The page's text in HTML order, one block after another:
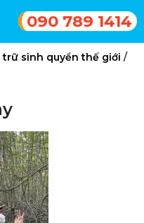
090 789 1414
trữ sinh quyển thế giới /